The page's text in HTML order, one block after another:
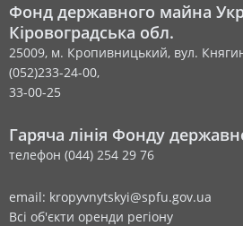
Фонд державного майна
Кіровоградська обл.
25009, м. Кропивницький, вул.
(052)233-24-00,
33-00-25
Гаряча лінія Фонду
телефон (044) 254 29 76
email: kropyvnytskyi@spfu.gov.ua
Всі об'єкти оренди регіону